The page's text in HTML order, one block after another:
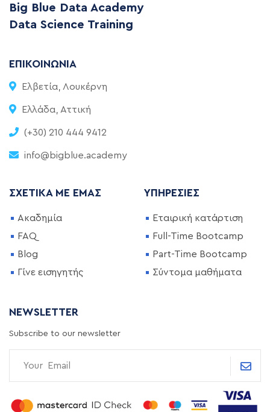
Big Blue Data Academy
Data Science Training
ΕΠΙΚΟΙΝΩΝΊΑ
Ελβετία, Λουκέρνη
Ελλάδα, Αττική
(+30) 210 444 9412
info@bigblue.academy
ΣΧΕΤΙΚΆ ΜΕ ΕΜΆΣ
Ακαδημία
FAQ
Blog
Γίνε εισηγητής
ΥΠΗΡΕΣΊΕΣ
Εταιρική κατάρτιση
Full-Time Bootcamp
Part-Time Bootcamp
Σύντομα μαθήματα
NEWSLETTER
Subscribe to our newsletter